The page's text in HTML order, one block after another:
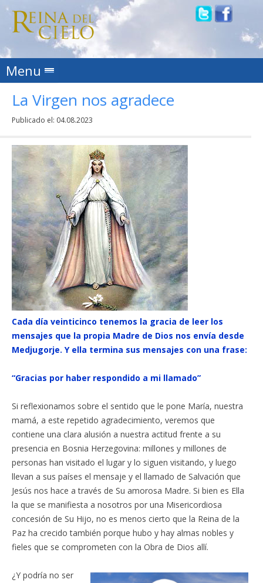
Menu Skip to content
La Virgen nos agradece
Publicado el: 04.08.2023
Cada día veinticinco tenemos la gracia de leer los
mensajes que la propia Madre de Dios nos envía desde
Medjugorje. Y ella termina sus mensajes con una frase:
“Gracias por haber respondido a mi llamado”
Si reflexionamos sobre el sentido que le pone María, nuestra
mamá, a este repetido agradecimiento, veremos que
contiene una clara alusión a nuestra actitud frente a su
presencia en Bosnia Herzegovina: millones y millones de
personas han visitado el lugar y lo siguen visitando, y luego
llevan a sus países el mensaje y el llamado de Salvación que
Jesús nos hace a través de Su amorosa Madre. Si bien es Ella
la que se manifiesta a nosotros por una Misericordiosa
concesión de Su Hijo, no es menos cierto que la Reina de la
Paz ha crecido también porque hubo y hay almas nobles y
fieles que se comprometen con la Obra de Dios allí.
¿Y podría no ser